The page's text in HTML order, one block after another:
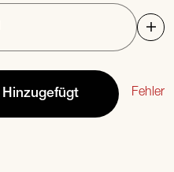
Hinzugefügt Fehler